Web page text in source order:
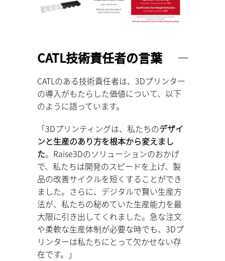
CATL技術責任者の言葉
CATLのある技術責任者は、3Dプリンター
の導入がもたらした価値について、以下
のように語っています。
「3Dプリンティングは、私たちのデザイ
ンと生産のあり方を根本から変えまし
た。Raise3Dのソリューションのおかげ
で、私たちは開発のスピードを上げ、製
品の改善サイクルを短くすることができ
ました。さらに、デジタルで賢い生産方
法が、私たちの秘めていた生産能力を最
大限に引き出してくれました。急な注文
や柔軟な生産体制が必要な時でも、3Dプ
リンターは私たちにとって欠かせない存
在です。」